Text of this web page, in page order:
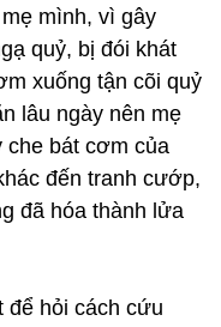
mình, vì gây
quỷ, bị đói khát
xuống tận cõi quỷ
lâu ngày nên mẹ
che bát cơm của
đến tranh cướp,
đã hóa thành lửa
để hỏi cách cứu